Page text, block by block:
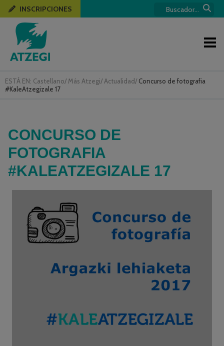
ESTÁ EN: Castellano/ Más Atzegi/ Actualidad/ Concurso de fotografia
#KaleAtzegizale 17
INSCRIPCIONES
CONCURSO DE
FOTOGRAFIA
#KALEATZEGIZALE 17